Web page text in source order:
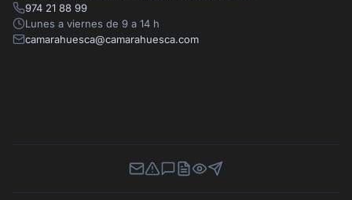
974 21 88 99
Lunes a viernes de 9 a 14 h
camarahuesca@camarahuesca.com
Newsletter
Canal de Denuncias
Buzón de Sugerencias
Perfil Contratante
Ley de Transparencia
Contacta con nosotros